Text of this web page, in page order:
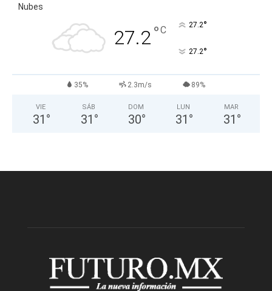
Nubes
27.2°C 27.2°
27.2°
35% 2.3m/s 89%
VIE
31 °
SÁB
31 °
DOM
30°
LUN
31 °
MAR
31 °